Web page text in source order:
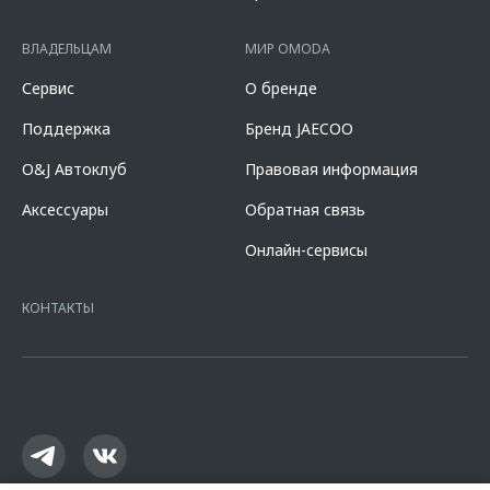
кредита в % годовых составляет от 10,507% до 11,151%. % ставка
составляет 7,700% при первоначальном взносе 50,000% от
стоимости автомобиля, при сроке кредита 60 мес. и определяется
индивидуально. Указанное предложение действует в случае
оформления полиса КАСКО. При отказе от полиса КАСКО/отсутствии
пролонгации процентная ставка увеличится на 3%. Оценивайте свои
финансовые возможности и риски. Подробнее уточняйте в
официальных дилерских центрах «Omoda». Изучите все условия
кредита в разделе «Кредит на покупку автомобиля у дилера» на
сайте банкаhttps://alfabank.ru/get-money/auto-loan/dealers/?
7728168971 ОГРН 1027700067328 место нахождение 107078, г.
офертой.
ВЛАДЕЛЬЦАМ
Сервис
Поддержка
O&J Автоклуб
Аксессуары
МИР OMODA
О бренде
Бренд JAECOO
Правовая информация
Обратная связь
Онлайн-сервисы
КОНТАКТЫ